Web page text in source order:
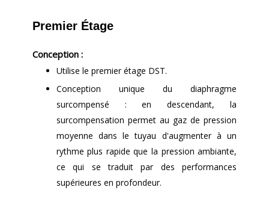
Premier Étage
Conception :
Utilise le premier étage DST.
Conception unique du diaphragme
surcompensé : en descendant, la
surcompensation permet au gaz de pression
moyenne dans le tuyau d'augmenter à un
rythme plus rapide que la pression ambiante,
ce qui se traduit par des performances
supérieures en profondeur.